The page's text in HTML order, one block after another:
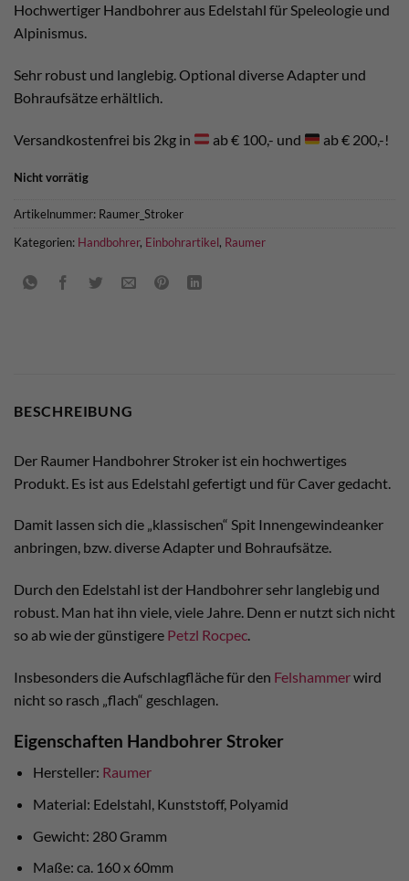
Hochwertiger Handbohrer aus Edelstahl für Speleologie und
Alpinismus.
Sehr robust und langlebig. Optional diverse Adapter und
Bohraufsätze erhältlich.
Versandkostenfrei bis 2kg in ab € 100,- und ab € 200,-!
Nicht vorrätig
Artikelnummer: Raumer_Stroker
Kategorien: Handbohrer, Einbohrartikel, Raumer
BESCHREIBUNG
Der Raumer Handbohrer Stroker ist ein hochwertiges
Produkt. Es ist aus Edelstahl gefertigt und für Caver gedacht.
Damit lassen sich die „klassischen“ Spit Innengewindeanker
anbringen, bzw. diverse Adapter und Bohraufsätze.
Durch den Edelstahl ist der Handbohrer sehr langlebig und
robust. Man hat ihn viele, viele Jahre. Denn er nutzt sich nicht
so ab wie der günstigere Petzl Rocpec.
Insbesonders die Aufschlagfläche für den Felshammerwird
nicht so rasch „flach“ geschlagen.
Eigenschaften Handbohrer Stroker
Hersteller: Raumer
Material: Edelstahl, Kunststoff, Polyamid
Gewicht: 280 Gramm
Maße: ca. 160 x 60mm